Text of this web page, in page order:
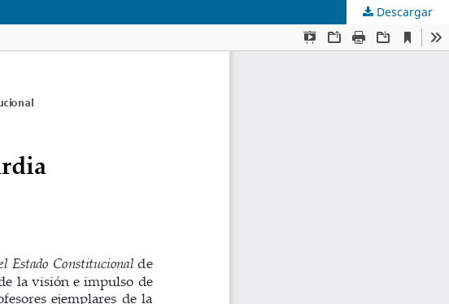
Descargar